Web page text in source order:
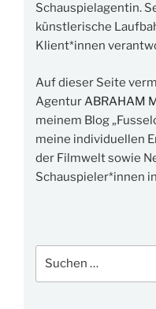
Schauspielagentin.
künstlerische
Klient*innen
Auf dieser Seite
AgenturABRAHAM
meinem Blog
meine individuellen
der Filmwelt sowie
Schauspieler*innen
nach: